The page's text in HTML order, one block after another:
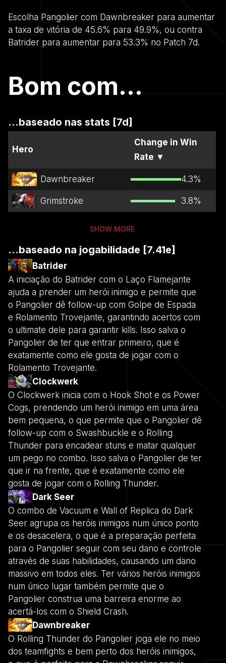
Escolha Pangolier com Dawnbreaker para aumentar
a taxa de vitória de 45.6% para 49.9%, ou contra
Batrider para aumentar para 53.3% no Patch 7d.
Bom com...
...baseado nas stats [7d]
Hero
Change in Win
Rate ▼
Dawnbreaker 4.3%
Grimstroke 3.8%
SHOW MORE
...baseado na jogabilidade [7.41e]
Batrider
A iniciação do Batrider com o Laço Flamejante
ajuda a prender um herói inimigo e permite que
o Pangolier dê follow-up com Golpe de Espada
e Rolamento Trovejante, garantindo acertos com
o ultimate dele para garantir kills. Isso salva o
Pangolier de ter que entrar primeiro, que é
exatamente como ele gosta de jogar com o
Rolamento Trovejante.
Clockwerk
O Clockwerk inicia com o Hook Shot e os Power
Cogs, prendendo um herói inimigo em uma área
bem pequena, o que permite que o Pangolier dê
follow-up com o Swashbuckle e o Rolling
Thunder para encadear stuns e matar qualquer
um pego no combo. Isso salva o Pangolier de ter
que ir na frente, que é exatamente como ele
gosta de jogar com o Rolling Thunder.
Dark Seer
O combo de Vacuum e Wall of Replica do Dark
Seer agrupa os heróis inimigos num único ponto
e os desacelera, o que é a preparação perfeita
para o Pangolier seguir com seu dano e controle
através de suas habilidades, causando um dano
massivo em todos eles. Ter vários heróis inimigos
num único lugar também permite que o
Pangolier construa uma barreira enorme ao
acertá-los com o Shield Crash.
Dawnbreaker
O Rolling Thunder do Pangolier joga ele no meio
dos teamfights e bem perto dos heróis inimigos,